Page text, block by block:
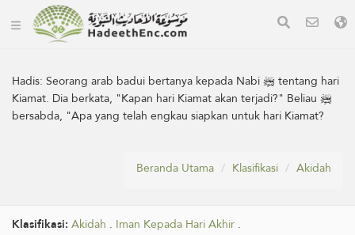
Hadis:Seorang arab badui bertanya kepada Nabi ﷺ tentang hari
Kiamat. Dia berkata, "Kapan hari Kiamat akan terjadi?" Beliau ﷺ
bersabda, "Apa yang telah engkau siapkan untuk hari Kiamat?
Beranda Utama Klasifikasi Akidah
Klasifikasi: Akidah . Iman Kepada Hari Akhir .